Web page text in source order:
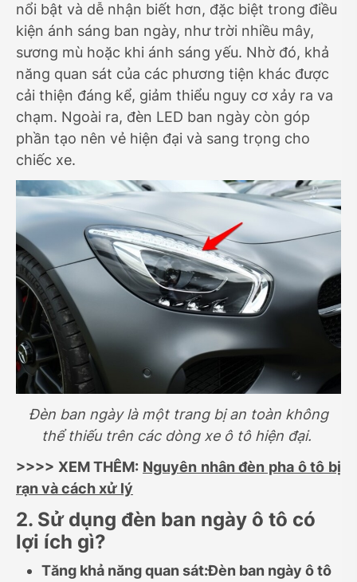
nổi bật và dễ nhận biết hơn, đặc biệt trong điều
kiện ánh sáng ban ngày, như trời nhiều mây,
sương mù hoặc khi ánh sáng yếu. Nhờ đó, khả
năng quan sát của các phương tiện khác được
cải thiện đáng kể, giảm thiểu nguy cơ xảy ra va
chạm. Ngoài ra, đèn LED ban ngày còn góp
phần tạo nên vẻ hiện đại và sang trọng cho
chiếc xe.
Đèn ban ngày là một trang bị an toàn không
thể thiếu trên các dòng xe ô tô hiện đại.
>>>> XEM THÊM: Nguyên nhân đèn pha ô tô bị
rạn và cách xử lý
2. Sử dụng đèn ban ngày ô tô có
lợi ích gì?
Tăng khả năng quan sát:Đèn ban ngày ô tô